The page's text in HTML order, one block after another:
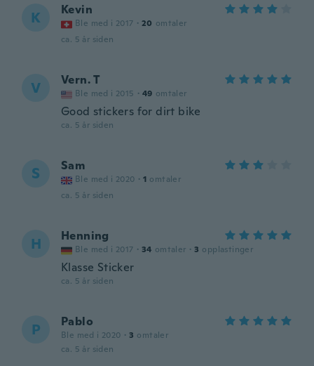
K Kevin
Ble med i 2017 · 20 omtaler
ca. 5 år siden
V Vern. T
Ble med i 2015 · 49 omtaler
Good stickers for dirt bike
ca. 5 år siden
S Sam
Ble med i 2020 · 1 omtaler
ca. 5 år siden
H Henning
Ble med i 2017 · 34 omtaler · 3 opplastinger
Klasse Sticker
ca. 5 år siden
P Pablo
Ble med i 2020 · 3 omtaler
ca. 5 år siden